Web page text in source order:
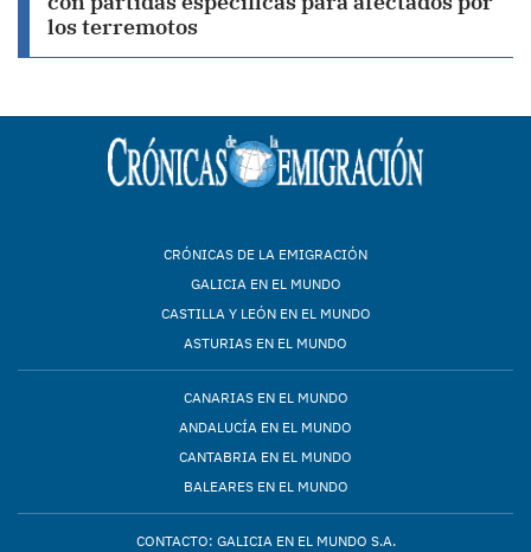
los terremotos
CRÓNICAS DE LA EMIGRACIÓN
GALICIA EN EL MUNDO
CASTILLA Y LEÓN EN EL MUNDO
ASTURIAS EN EL MUNDO
CANARIAS EN EL MUNDO
ANDALUCÍA EN EL MUNDO
CANTABRIA EN EL MUNDO
BALEARES EN EL MUNDO
CONTACTO: GALICIA EN EL MUNDO S.A.